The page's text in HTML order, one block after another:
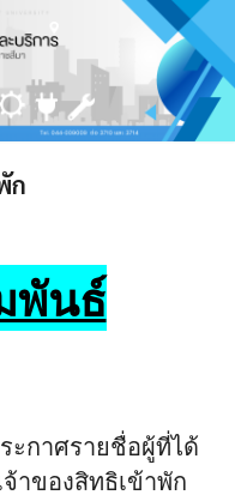
ก
พันธ์
ะกาศรายชื่อผู้ที่ได้
าของสิทธิเข้าพัก